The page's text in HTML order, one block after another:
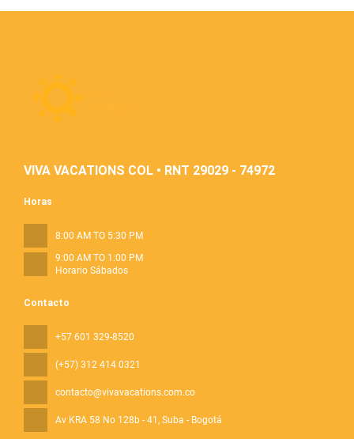
VIVA VACATIONS COL • RNT 29029 - 74972
Contacto
+57 601 329-8520
(+57) 312 414 0321
contacto@vivavacations.com.co
Av KRA 58 No 128b - 41 , Suba - Bogotá
Horas
8:00 AM TO 5:30 PM
9:00 AM TO 1:00 PM
Horario Sábados